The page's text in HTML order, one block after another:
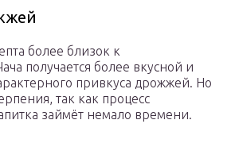
более близок к
получается более вкусной и
привкуса дрожжей. Но
так как процесс
займёт немало времени.